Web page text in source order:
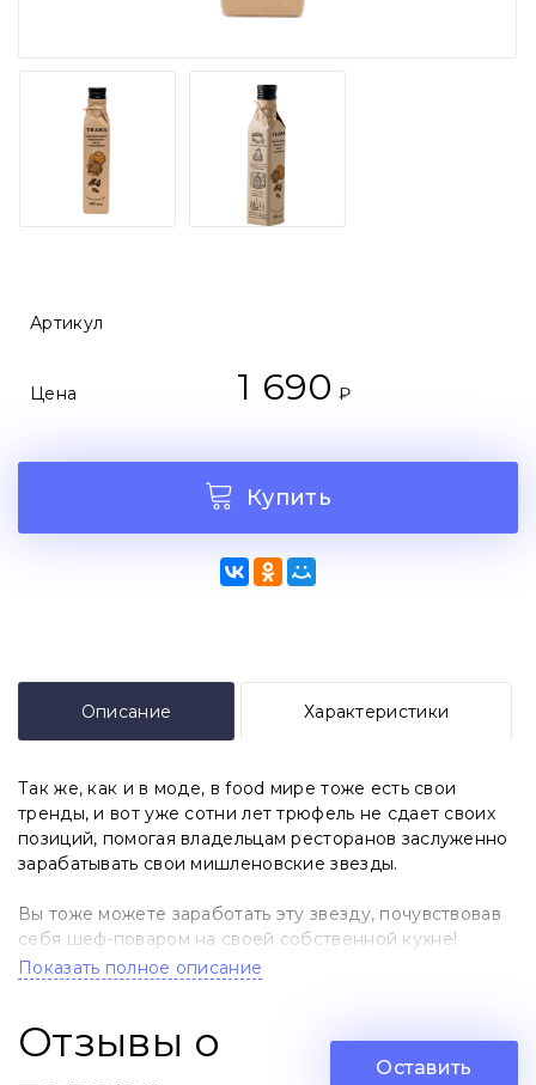
Артикул
Цена 1 690 ₽
Купить
Описание Характеристики
Так же, как и в моде, в food мире тоже есть свои
тренды, и вот уже сотни лет трюфель не сдает своих
позиций, помогая владельцам ресторанов заслуженно
зарабатывать свои мишленовские звезды.
Вы тоже можете заработать эту звезду, почувствовав
себя шеф-поваром на своей собственной кухне!
Потому что если уж баловать себя и своих близких, то
Показать полное описание
Отзывы о
Оставить